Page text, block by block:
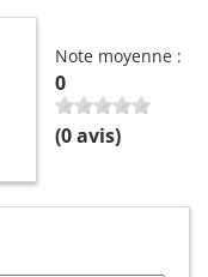
Note moyenne :
0
(0avis)